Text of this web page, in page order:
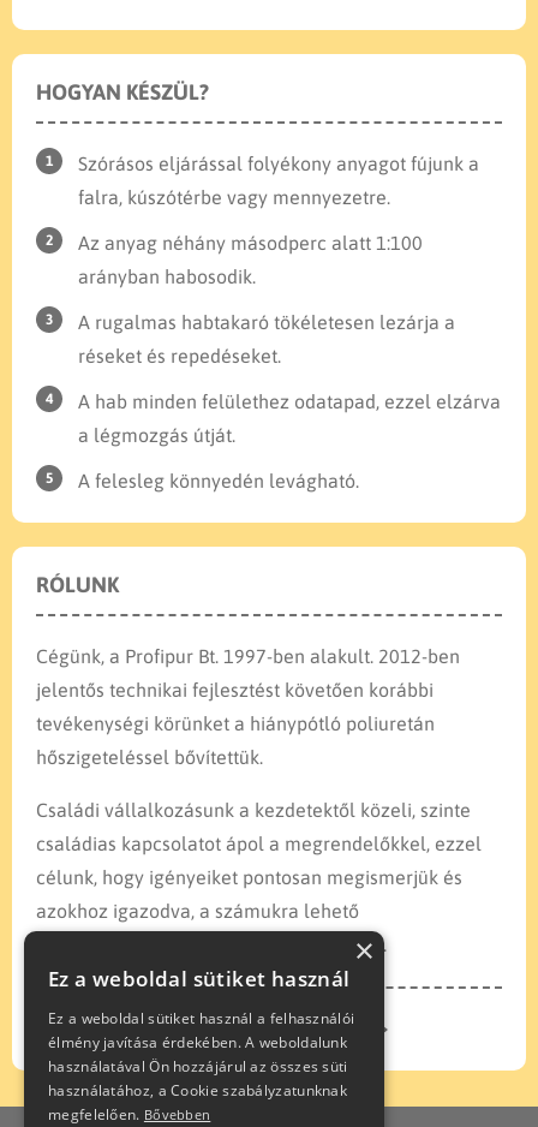
HOGYAN KÉSZÜL?
Szórásos eljárással folyékony anyagot fújunk a
falra, kúszótérbe vagy mennyezetre.
Az anyag néhány másodperc alatt 1:100
arányban habosodik.
A rugalmas habtakaró tökéletesen lezárja a
réseket és repedéseket.
A hab minden felülethez odatapad, ezzel elzárva
a légmozgás útját.
A felesleg könnyedén levágható.
RÓLUNK
Cégünk, a Profipur Bt. 1997-ben alakult. 2012-ben
jelentős technikai fejlesztést követően korábbi
tevékenységi körünket a hiánypótló poliuretán
hőszigeteléssel bővítettük.
Családi vállalkozásunk a kezdetektől közeli, szinte
családias kapcsolatot ápol a megrendelőkkel, ezzel
célunk, hogy igényeiket pontosan megismerjük és
azokhoz igazodva, a számukra lehető
legtökéletesebb kivitelezést nyújthassuk.
TUDJON MEG TÖBBET
×
Ez a weboldal sütiket használ
Ez a weboldal sütiket használ a felhasználói
élmény javítása érdekében. A weboldalunk
használatával Ön hozzájárul az összes süti
használatához, a Cookie szabályzatunknak
megfelelően. Bővebben